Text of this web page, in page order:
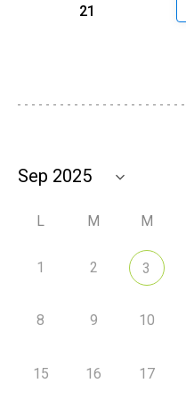
21
L M M
1 2 3
8 9 10
15 16 17